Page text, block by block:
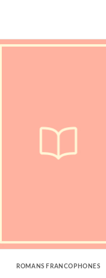
ROMANS FRANCOPHONES